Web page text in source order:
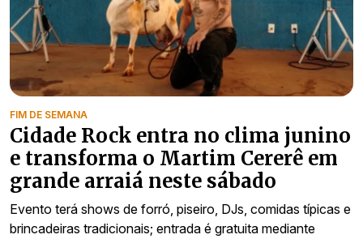
FIM DE SEMANA
Cidade Rock entra no clima junino
e transforma o Martim Cererê em
grande arraiá neste sábado
Evento terá shows de forró, piseiro, DJs, comidas típicas e
brincadeiras tradicionais; entrada é gratuita mediante